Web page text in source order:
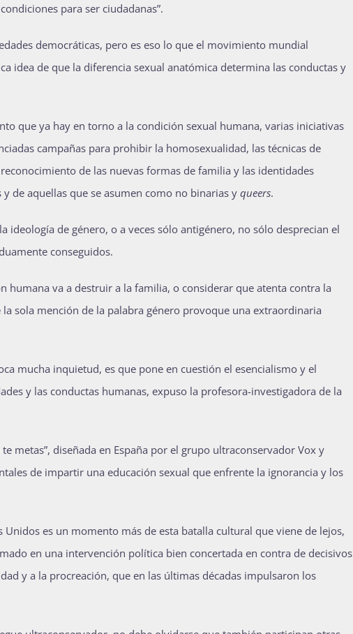
para ser ciudadanas”.
democráticas, pero es eso lo que el movimiento mundial
idea de que la diferencia sexual anatómica determina las conductas y
que ya hay en torno a la condición sexual humana, varias iniciativas
campañas para prohibir la homosexualidad, las técnicas de
de las nuevas formas de familia y las identidades
de aquellas que se asumen como no binarias y queers.
ideología de género, o a veces sólo antigénero, no sólo desprecian el
conseguidos.
humana va a destruir a la familia, o considerar que atenta contra la
sola mención de la palabra género provoque una extraordinaria
mucha inquietud, es que pone en cuestión el esencialismo y el
y las conductas humanas, expuso la profesora-investigadora de la
metas”, diseñada en España por el grupo ultraconservador Vox y
de impartir una educación sexual que enfrente la ignorancia y los
es un momento más de esta batalla cultural que viene de lejos,
en una intervención política bien concertada en contra de decisivos
y a la procreación, que en las últimas décadas impulsaron los